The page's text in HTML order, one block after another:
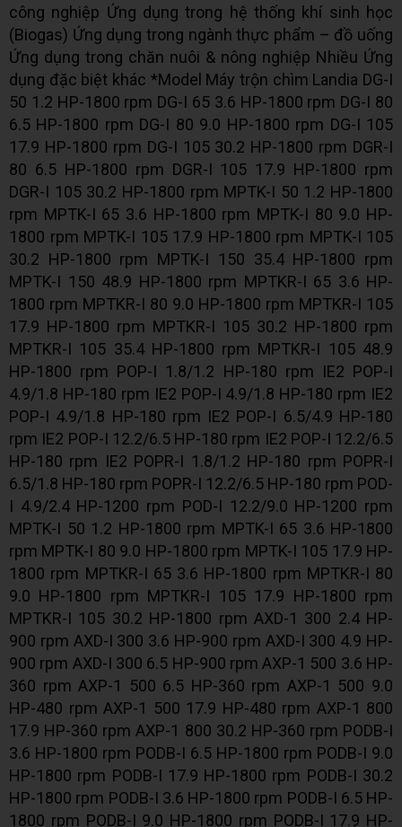
công nghiệp Ứng dụng trong hệ thống khí sinh học
(Biogas) Ứng dụng trong ngành thực phẩm – đồ uống
Ứng dụng trong chăn nuôi & nông nghiệp Nhiều Ứng
dụng đặc biệt khác *Model Máy trộn chìm Landia DG-I
50 1.2 HP-1800 rpm DG-I 65 3.6 HP-1800 rpm DG-I 80
6.5 HP-1800 rpm DG-I 80 9.0 HP-1800 rpm DG-I 105
17.9 HP-1800 rpm DG-I 105 30.2 HP-1800 rpm DGR-I
80 6.5 HP-1800 rpm DGR-I 105 17.9 HP-1800 rpm
DGR-I 105 30.2 HP-1800 rpm MPTK-I 50 1.2 HP-1800
rpm MPTK-I 65 3.6 HP-1800 rpm MPTK-I 80 9.0 HP-
1800 rpm MPTK-I 105 17.9 HP-1800 rpm MPTK-I 105
30.2 HP-1800 rpm MPTK-I 150 35.4 HP-1800 rpm
MPTK-I 150 48.9 HP-1800 rpm MPTKR-I 65 3.6 HP-
1800 rpm MPTKR-I 80 9.0 HP-1800 rpm MPTKR-I 105
17.9 HP-1800 rpm MPTKR-I 105 30.2 HP-1800 rpm
MPTKR-I 105 35.4 HP-1800 rpm MPTKR-I 105 48.9
HP-1800 rpm POP-I 1.8/1.2 HP-180 rpm IE2 POP-I
4.9/1.8 HP-180 rpm IE2 POP-I 4.9/1.8 HP-180 rpm IE2
POP-I 4.9/1.8 HP-180 rpm IE2 POP-I 6.5/4.9 HP-180
rpm IE2 POP-I 12.2/6.5 HP-180 rpm IE2 POP-I 12.2/6.5
HP-180 rpm IE2 POPR-I 1.8/1.2 HP-180 rpm POPR-I
6.5/1.8 HP-180 rpm POPR-I 12.2/6.5 HP-180 rpm POD-
I 4.9/2.4 HP-1200 rpm POD-I 12.2/9.0 HP-1200 rpm
MPTK-I 50 1.2 HP-1800 rpm MPTK-I 65 3.6 HP-1800
rpm MPTK-I 80 9.0 HP-1800 rpm MPTK-I 105 17.9 HP-
1800 rpm MPTKR-I 65 3.6 HP-1800 rpm MPTKR-I 80
9.0 HP-1800 rpm MPTKR-I 105 17.9 HP-1800 rpm
MPTKR-I 105 30.2 HP-1800 rpm AXD-1 300 2.4 HP-
900 rpm AXD-I 300 3.6 HP-900 rpm AXD-I 300 4.9 HP-
900 rpm AXD-I 300 6.5 HP-900 rpm AXP-1 500 3.6 HP-
360 rpm AXP-1 500 6.5 HP-360 rpm AXP-1 500 9.0
HP-480 rpm AXP-1 500 17.9 HP-480 rpm AXP-1 800
17.9 HP-360 rpm AXP-1 800 30.2 HP-360 rpm PODB-I
3.6 HP-1800 rpm PODB-I 6.5 HP-1800 rpm PODB-I 9.0
HP-1800 rpm PODB-I 17.9 HP-1800 rpm PODB-I 30.2
HP-1800 rpm PODB-I 3.6 HP-1800 rpm PODB-I 6.5 HP-
1800 rpm PODB-I 9.0 HP-1800 rpm PODB-I 17.9 HP-